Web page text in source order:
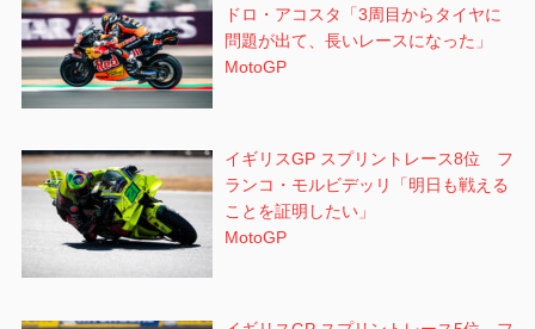
ドロ・アコスタ「3周目からタイヤに
問題が出て、長いレースになった」
MotoGP
イギリスGP スプリントレース8位 フ
ランコ・モルビデッリ「明日も戦える
ことを証明したい」
MotoGP